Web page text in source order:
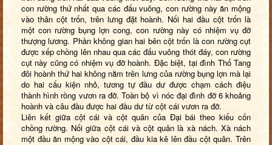
con rường thứ nhất qua các đấu vuông, con rường này ăn mộng
vào thân cột trốn, trên lưng đặt hoành. Nối hai đầu cột trốn là
một con rường bụng lợn cong, con rường này có nhiệm vụ đỡ
thượng lương. Phần không gian hai bên cột trốn là con rường cụt
được xếp chồng lên nhau qua các đấu vuông thót đáy, con rường
cụt này cũng có nhiệm vụ đỡ hoành. Đặc biệt, tại đình Thổ Tang
đôi hoành thứ hai không nằm trên lưng của rường bụng lợn mà lại
do hai cấu kiện nhỏ, tương tự đầu dư được chạm cách điệu
thành hình rồng vươn ra đỡ. Toàn bộ vì nóc đại đình đỡ 6 khoảng
hoành và câu đầu được hai đầu dư từ cột cái vươn ra đỡ.
Liên kết giữa cột cái và cột quân của Đại bái theo kiểu cốn
chồng rường. Nối giữa cột cái và cột quân là xà nách. Xà nách
một đầu ăn mộng vào cột cái, đầu kia kê lên đầu cột quân. Trên